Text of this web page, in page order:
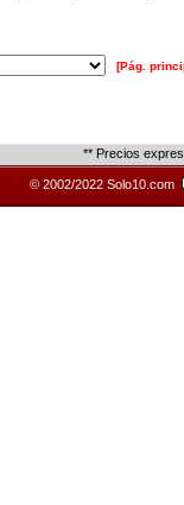
[Pág.
** Precios
© 2002/2022 Solo10.com